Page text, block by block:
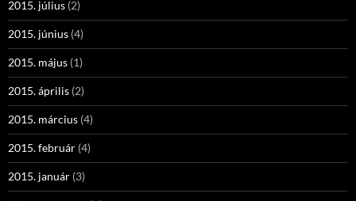
2015. július (2)
2015. június (4)
2015. május (1)
2015. április (2)
2015. március (4)
2015. február (4)
2015. január (3)